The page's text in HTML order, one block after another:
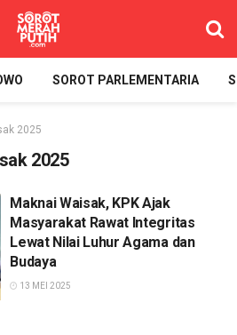
SOROT PARLEMENTARIA
2025
2025
Maknai Waisak, KPK Ajak
Masyarakat Rawat Integritas
Lewat Nilai Luhur Agama dan
Budaya
13 MEI 2025